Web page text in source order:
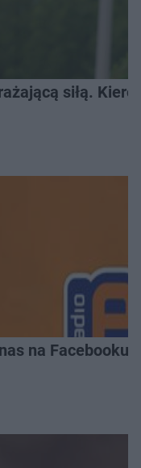
siłą.
na Facebooku!